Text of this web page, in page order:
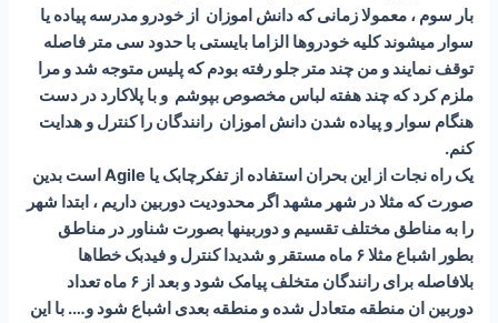
بار سوم ، معمولا زمانی که دانش اموزان از خودرو مدرسه پیاده یا
سوار میشوند کلیه خودروها الزاما بایستی با حدود سی متر فاصله
توقف نمایند و من چند متر جلو رفته بودم که پلیس متوجه شد و مرا
ملزم کرد که چند هفته لباس مخصوص بپوشم و با پلاکارد در دست
هنگام سوار و پیاده شدن دانش اموزان رانندگان را کنترل و هدایت
کنم.
یک راه نجات از این بحران استفاده از تفکرچابک یا Agile است بدین
صورت که مثلا در شهر مشهد اگر محدودیت دوربین داریم ، ابتدا شهر
را به مناطق مختلف تقسیم و دوربینها بصورت شناور در مناطق
بطور اشباع مثلا ۶ ماه مستقر و شدیدا کنترل و فیدبک خطاها
بلافاصله برای رانندگان متخلف پیامک شود و بعد از ۶ ماه تعداد
دوربین ان منطقه متعادل شده و منطقه بعدی اشباع شود و…. با این